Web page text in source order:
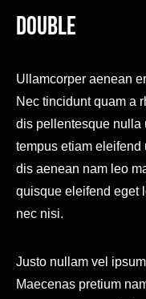
Double
Ullamcorper aenean
Nec tincidunt quam a
dis pellentesque nulla
tempus etiam eleifend
dis aenean nam leo
quisque eleifend eget
nec nisi.
Justo nullam vel
Maecenas pretium